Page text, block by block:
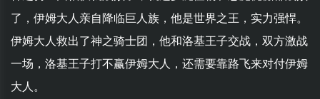
了，伊姆大人亲自降临巨人族，他是世界之王，实力强悍。
伊姆大人救出了神之骑士团，他和洛基王子交战，双方激战
一场，洛基王子打不赢伊姆大人，还需要靠路飞来对付伊姆
大人。